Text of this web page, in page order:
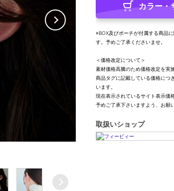
カラー・
※BOX及びポーチが付属する商品
す。予めご了承くださいませ。
＜価格改定について＞
素材価格高騰のため価格改定を実
商品タグに記載している価格につ
います。
現在表示されているサイト表示価
予めご了承下さいますよう、お願
取扱いショップ